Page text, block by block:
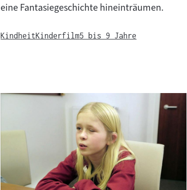
eine Fantasiegeschichte hineinträumen.
KindheitKinderfilm5 bis 9 Jahre